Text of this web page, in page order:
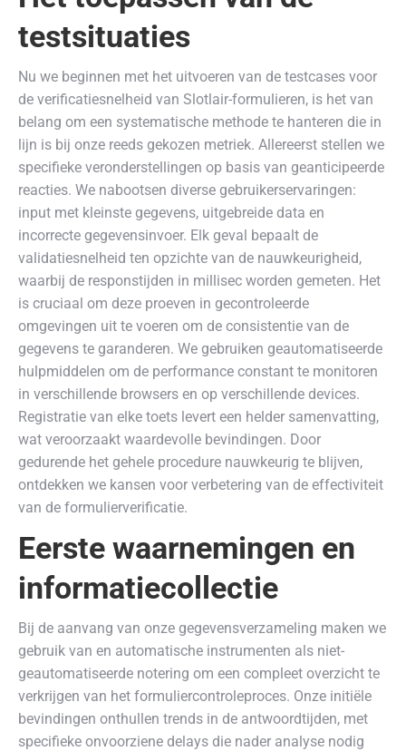
testsituaties
Nu we beginnen met het uitvoeren van de testcases voor
de verificatiesnelheid van Slotlair-formulieren, is het van
belang om een systematische methode te hanteren die in
lijn is bij onze reeds gekozen metriek. Allereerst stellen we
specifieke veronderstellingen op basis van geanticipeerde
reacties. We nabootsen diverse gebruikerservaringen:
input met kleinste gegevens, uitgebreide data en
incorrecte gegevensinvoer. Elk geval bepaalt de
validatiesnelheid ten opzichte van de nauwkeurigheid,
waarbij de responstijden in millisec worden gemeten. Het
is cruciaal om deze proeven in gecontroleerde
omgevingen uit te voeren om de consistentie van de
gegevens te garanderen. We gebruiken geautomatiseerde
hulpmiddelen om de performance constant te monitoren
in verschillende browsers en op verschillende devices.
Registratie van elke toets levert een helder samenvatting,
wat veroorzaakt waardevolle bevindingen. Door
gedurende het gehele procedure nauwkeurig te blijven,
ontdekken we kansen voor verbetering van de effectiviteit
van de formulierverificatie.
Eerste waarnemingen en
informatiecollectie
Bij de aanvang van onze gegevensverzameling maken we
gebruik van en automatische instrumenten als niet-
geautomatiseerde notering om een compleet overzicht te
verkrijgen van het formuliercontroleproces. Onze initiële
bevindingen onthullen trends in de antwoordtijden, met
specifieke onvoorziene delays die nader analyse nodig